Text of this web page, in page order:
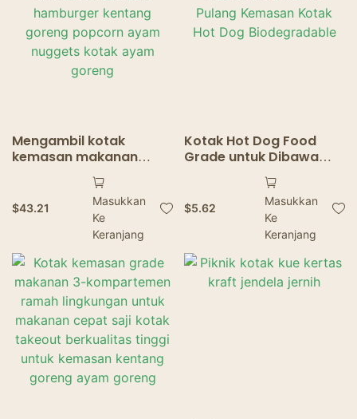
Mengambil kotak
kemasan makanan
hamburger kentang
goreng popcorn ayam
nuggets kotak ayam
$43.21
Masukkan
Ke
Keranjang
Kotak Hot Dog Food
Grade untuk Dibawa
Pulang Kemasan Kotak
Hot Dog Biodegradable
$5.62
Masukkan
Ke
Keranjang